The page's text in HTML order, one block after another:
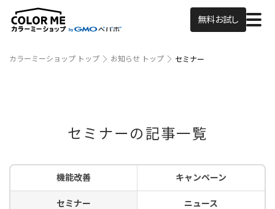
無料お試し
カラーミーショップ トップ お知らせ トップ セミナー
セミナーの記事一覧
機能改善 キャンペーン
セミナー ニュース